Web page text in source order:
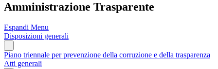
Amministrazione Trasparente
Espandi Menu
Disposizioni generali
Piano triennale per prevenzione della corruzione e della trasparenza
Atti generali